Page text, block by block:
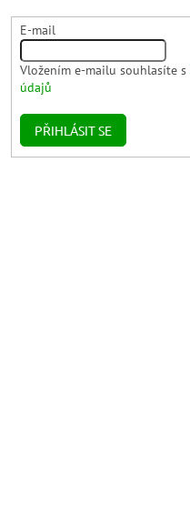
E-mail
Vložením e-mailu souhlasíte s
údajů
PŘIHLÁSIT SE